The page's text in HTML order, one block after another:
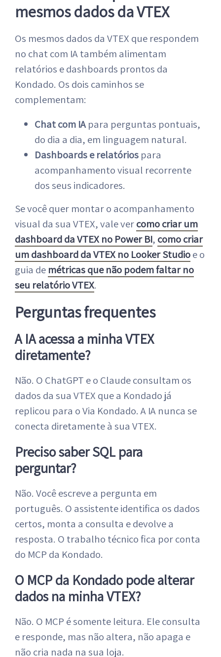
mesmos dados da VTEX
Os mesmos dados da VTEX que respondem
no chat com IA também alimentam
relatórios e dashboards prontos da
Kondado. Os dois caminhos se
complementam:
Chat com IApara perguntas pontuais,
do dia a dia, em linguagem natural.
Dashboards e relatórios para
acompanhamento visual recorrente
dos seus indicadores.
Se você quer montar o acompanhamento
visual da sua VTEX, vale vercomo criar um
dashboard da VTEX no Power BI, como criar
um dashboard da VTEX no Looker Studioe o
guia de métricas que não podem faltar no
seu relatório VTEX.
Perguntas frequentes
A IA acessa a minha VTEX
diretamente?
Não. O ChatGPT e o Claude consultam os
dados da sua VTEX que a Kondado já
replicou para o Via Kondado. A IA nunca se
conecta diretamente à sua VTEX.
Preciso saber SQL para
perguntar?
Não. Você escreve a pergunta em
português. O assistente identifica os dados
certos, monta a consulta e devolve a
resposta. O trabalho técnico fica por conta
do MCP da Kondado.
O MCP da Kondado pode alterar
dados na minha VTEX?
Não. O MCP é somente leitura. Ele consulta
e responde, mas não altera, não apaga e
não cria nada na sua loja.